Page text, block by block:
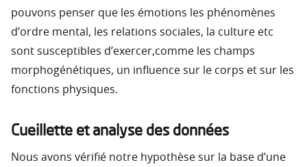
pouvons penser que les émotions les phénomènes
d’ordre mental, les relations sociales, la culture etc
sont susceptibles d’exercer,comme les champs
morphogénétiques, un influence sur le corps et sur les
fonctions physiques.
Cueillette et analyse des données
Nous avons vérifié notre hypothèse sur la base d’une